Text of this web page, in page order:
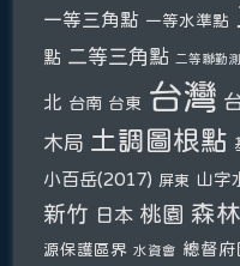
一等三角點 一等水準點
點 二等三角點 二等聯勤
北 台南 台東 台灣
木局 土調圖根點
小百岳(2017) 屏東 山字
新竹 日本 桃園 森
源保護區界 水資會 總督